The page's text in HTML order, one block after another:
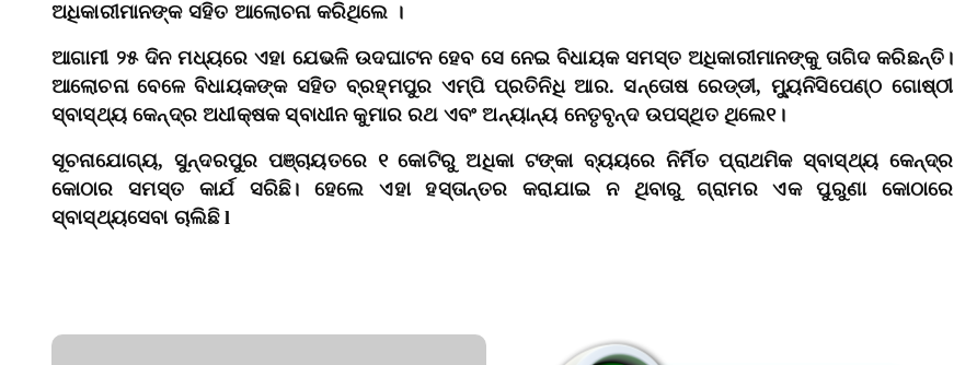
ଅଧିକାରୀମାନଙ୍କ ସହିତ ଆଲୋଚନା କରିଥିଲେ ।
ଆଗାମୀ ୨୫ ଦିନ ମଧ୍ୟରେ ଏହା ଯେଭଳି ଉଦଘାଟନ ହେବ ସେ ନେଇ ବିଧାୟକ ସମସ୍ତ ଅଧିକାରୀମାନଙ୍କୁ ତାଗିଦ କରିଛନ୍ତି।
ଆଲୋଚନା ବେଳେ ବିଧାୟକଙ୍କ ସହିତ ବ୍ରହ୍ମପୁର ଏମ୍‌ପି ପ୍ରତିନିଧି ଆର. ସନ୍ତୋଷ ରେଡ୍ଡୀ, ମ୍ୟୁନିସିପେଣ୍ଠ ଗୋଷ୍ଠୀ
ସ୍ବାସ୍ଥ୍ୟ କେନ୍ଦ୍ର ଅଧୀକ୍ଷକ ସ୍ବାଧୀନ କୁମାର ରଥ ଏବଂ ଅନ୍ୟାନ୍ୟ ନେତୃବୃନ୍ଦ ଉପସ୍ଥିତ ଥିଲେ୧।
ସୂଚନାଯୋଗ୍ୟ, ସୁନ୍ଦରପୁର ପଞ୍ଚାୟତରେ ୧ କୋଟିରୁ ଅଧିକା ଟଙ୍କା ବ୍ୟୟରେ ନିର୍ମିତ ପ୍ରାଥମିକ ସ୍ବାସ୍ଥ୍ୟ କେନ୍ଦ୍ର
କୋଠାର ସମସ୍ତ କାର୍ଯ ସରିଛି। ହେଲେ ଏହା ହସ୍ତାନ୍ତର କରାଯାଇ ନ ଥିବାରୁ ଗ୍ରାମର ଏକ ପୁରୁଣା କୋଠାରେ
ସ୍ବାସ୍ଥ୍ୟସେବା ଚାଲିଛି l